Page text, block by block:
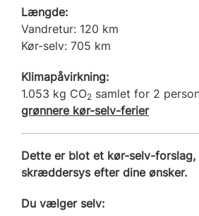
Længde:
Vandretur: 120 km
Kør-selv: 705 km
Klimapåvirkning:
1.053 kg CO2 samlet for 2
grønnere kør-selv-ferier
Dette er blot et kør-selv-forslag,
skræddersys efter dine ønsker.
Du vælger selv: